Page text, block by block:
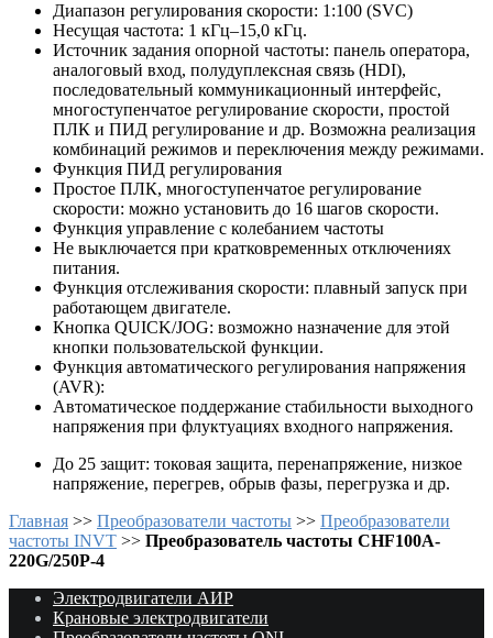
Диапазон регулирования скорости: 1:100 (SVC)
Несущая частота: 1 кГц–15,0 кГц.
Источник задания опорной частоты: панель оператора,
аналоговый вход, полудуплексная связь (HDI),
последовательный коммуникационный интерфейс,
многоступенчатое регулирование скорости, простой
ПЛК и ПИД регулирование и др. Возможна реализация
комбинаций режимов и переключения между режимами.
Функция ПИД регулирования
Простое ПЛК, многоступенчатое регулирование
скорости: можно установить до 16 шагов скорости.
Функция управление с колебанием частоты
Не выключается при кратковременных отключениях
питания.
Функция отслеживания скорости: плавный запуск при
работающем двигателе.
Кнопка QUICK/JOG: возможно назначение для этой
кнопки пользовательской функции.
Функция автоматического регулирования напряжения
(AVR):
Автоматическое поддержание стабильности выходного
напряжения при флуктуациях входного напряжения.
До 25 защит: токовая защита, перенапряжение, низкое
напряжение, перегрев, обрыв фазы, перегрузка и др.
Главная >> Преобразователи частоты >> Преобразователи
частоты INVT >> Преобразователь частоты CHF100A-
220G/250P-4
Электродвигатели АИР
Крановые электродвигатели